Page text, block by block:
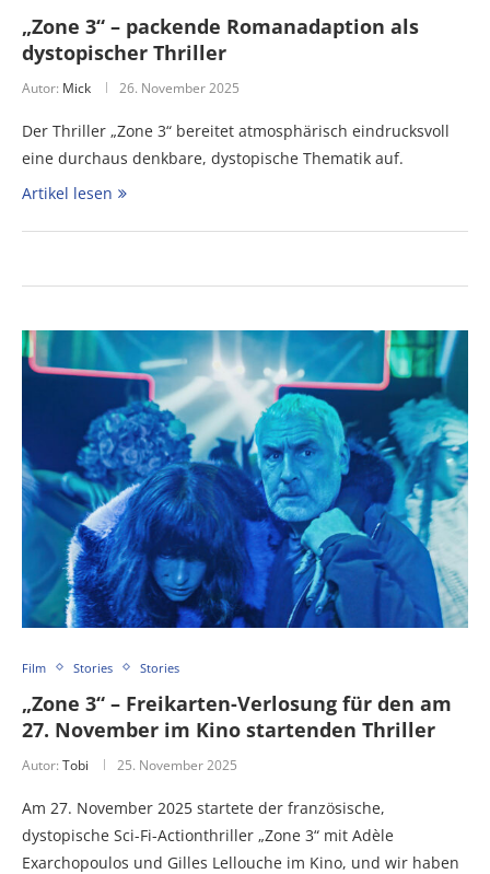
„Zone 3“ – packende Romanadaption als
dystopischer Thriller
Autor: Mick 26. November 2025
Der Thriller „Zone 3“ bereitet atmosphärisch eindrucksvoll
eine durchaus denkbare, dystopische Thematik auf.
Artikel lesen
Film Stories Stories
„Zone 3“ – Freikarten-Verlosung für den am
27. November im Kino startenden Thriller
Autor: Tobi 25. November 2025
Am 27. November 2025 startete der französische,
dystopische Sci-Fi-Actionthriller „Zone 3“ mit Adèle
Exarchopoulos und Gilles Lellouche im Kino, und wir haben